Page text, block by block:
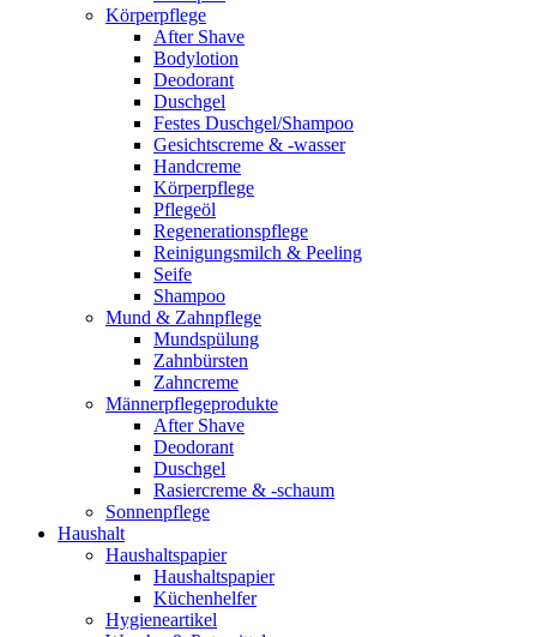
Körperpflege
After Shave
Bodylotion
Deodorant
Duschgel
Festes Duschgel/Shampoo
Gesichtscreme & -wasser
Handcreme
Körperpflege
Pflegeöl
Regenerationspflege
Reinigungsmilch & Peeling
Seife
Shampoo
Mund & Zahnpflege
Mundspülung
Zahnbürsten
Zahncreme
Männerpflegeprodukte
After Shave
Deodorant
Duschgel
Rasiercreme & -schaum
Sonnenpflege
Haushalt
Haushaltspapier
Haushaltspapier
Küchenhelfer
Hygieneartikel